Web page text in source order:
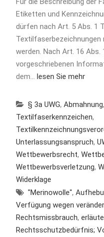
Etiketten und
dürfen nach Art. 5 Abs. 1
Textilfaserbezeichnungen
werden. Nach Art. 16 Abs.
vorgeschriebenen
dem… lesen Sie mehr
§ 3a UWG, Abmahnung,
Textilfaserkennzeichen,
Unterlassungsanspruch,
Wettbewerbsrecht,
Wettbewerbsverletzung,
Widerklage
"Merinowolle",
Verfügung wegen
Rechtsmissbrauch,
Rechtsschutzbedürfnis;